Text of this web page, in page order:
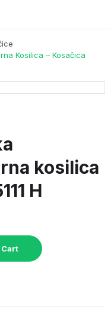
Kosilica – Kosačica
kosilica
H
Cart